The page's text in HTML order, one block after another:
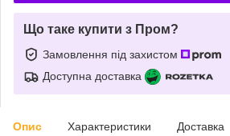
Що таке купити з Пром?
Замовлення під захистом
Доступна доставка
Опис Характеристики Доставка